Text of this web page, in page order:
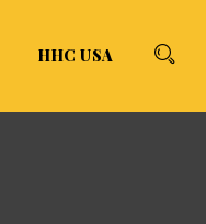
HHC USA